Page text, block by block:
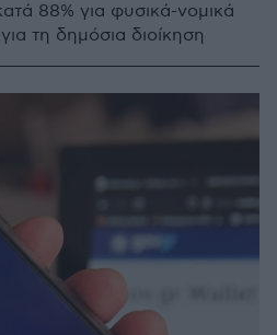
88% για φυσικά-νομικά
τη δημόσια διοίκηση